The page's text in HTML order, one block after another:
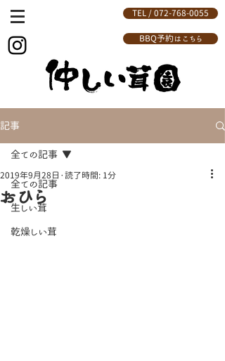
TEL / 072-768-0055
BBQ予約はこちら
記事
全ての記事
生しい茸
乾燥しい茸
全ての記事
おひら
2019年9月28日 読了時間: 1分